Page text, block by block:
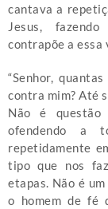
cantava a
Jesus,
contrapõe a
“Senhor,
contra mim? Até
Não é
ofendendo a
repetidamente
tipo que nos
etapas. Não é
o homem de fé